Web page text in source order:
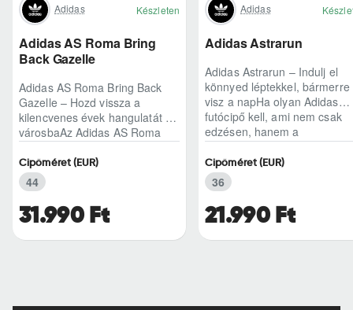
Adidas Készleten
Adidas AS Roma Bring
Back Gazelle
Adidas AS Roma Bring Back
Gazelle – Hozd vissza a
kilencvenes évek hangulatát a
városbaAz Adidas AS Roma
egyszerű sneaker, hane..
31.990 Ft
Cipőméret (EUR)
44
Adidas
Adidas Astrarun
Adidas Astrarun – Indulj el
könnyed léptekkel, bármerre
visz a napHa olyan Adidas
futócipő kell, ami nem csak
edzésen, hanem a
hétköznapokban is kénye..
21.990 Ft
Cipőméret (EUR)
36